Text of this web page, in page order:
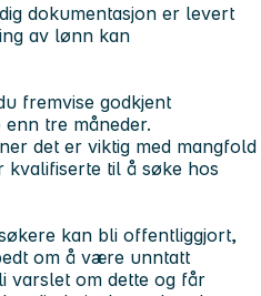
dokumentasjon er levert
av lønn kan
fremvise godkjent
tre måneder.
det er viktig med mangfold
til å søke hos
kan bli offentliggjort,
om å være unntatt
varslet om dette og får